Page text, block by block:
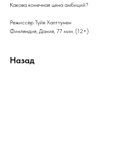
Какова конечная цена амбиций?
Режиссёр Туйя Халттунен
Финляндия, Дания, 77 мин. (12+)
Назад